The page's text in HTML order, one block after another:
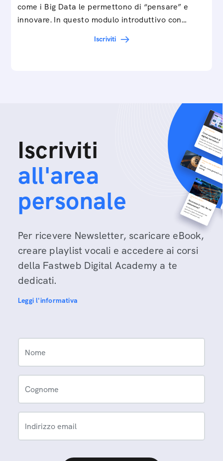
come i Big Data le permettono di “pensare” e
innovare. In questo modulo introduttivo con
Iscriviti
Iscriviti
all'area
personale
Per ricevere Newsletter, scaricare eBook,
creare playlist vocali e accedere ai corsi
della Fastweb Digital Academy a te
dedicati.
Leggi l'informativa
Nome
Cognome
Indirizzo email